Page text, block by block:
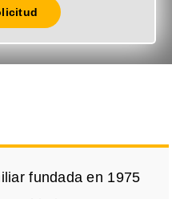
fundada en 1975